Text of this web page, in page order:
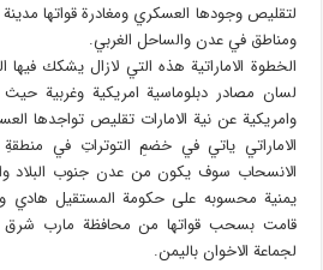
لتقليص وجودها العسكري ومغادرة قواتها
ومناطق في عدن والساحل الغربي.
الخطوة الاماراتية هذه التي لازال يشكك
لسان مصادر دبلوماسية امريكية وغربية حيث
وامريكية عن نية الامارات تقليص تواجدها
الاماراتي ياتي في خضمِ التوتراتِ في
الانسحاب سوف يكون من عدن جنوب البلاد
يمنية محسوبه على حكومة المستقيل هادي
قامت بسحب قواتها من محافظة مارب شرق
لجماعة الاخوان باليمن.